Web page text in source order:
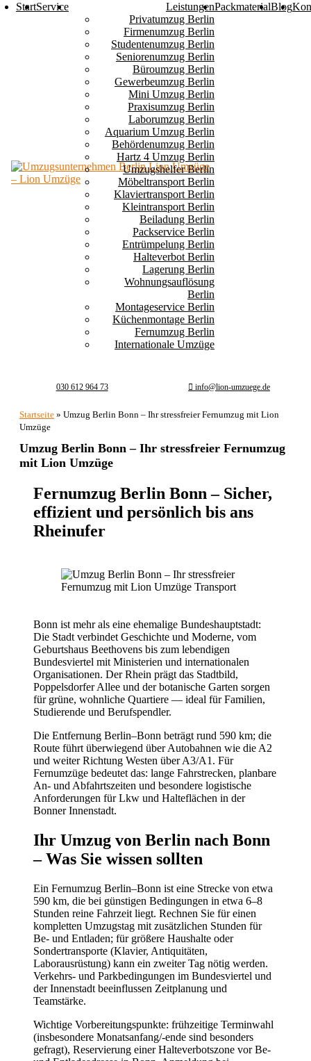
StartService
Leistungen
Privatumzug Berlin
Firmenumzug Berlin
Studentenumzug Berlin
Seniorenumzug Berlin
Büroumzug Berlin
Gewerbeumzug Berlin
Mini Umzug Berlin
Praxisumzug Berlin
Laborumzug Berlin
Aquarium Umzug Berlin
Behördenumzug Berlin
Hartz 4 Umzug Berlin
Umzugshelfer Berlin
Möbeltransport Berlin
Klaviertransport Berlin
Kleintransport Berlin
Beiladung Berlin
Packservice Berlin
Entrümpelung Berlin
Halteverbot Berlin
Lagerung Berlin
Wohnungsauflösung
Berlin
Montageservice Berlin
Küchenmontage Berlin
Fernumzug Berlin
Internationale Umzüge
PackmaterialBlog
030 612 964 73 info@lion-umzuege.de
Startseite » Umzug Berlin Bonn – Ihr stressfreier Fernumzug mit Lion
Umzüge
Umzug Berlin Bonn – Ihr stressfreier Fernumzug
mit Lion Umzüge
Fernumzug Berlin Bonn – Sicher,
effizient und persönlich bis ans
Rheinufer
Bonn ist mehr als eine ehemalige Bundeshauptstadt:
Die Stadt verbindet Geschichte und Moderne, vom
Geburtshaus Beethovens bis zum lebendigen
Bundesviertel mit Ministerien und internationalen
Organisationen. Der Rhein prägt das Stadtbild,
Poppelsdorfer Allee und der botanische Garten sorgen
für grüne, wohnliche Quartiere — ideal für Familien,
Studierende und Berufspendler.
Die Entfernung Berlin–Bonn beträgt rund 590 km; die
Route führt überwiegend über Autobahnen wie die A2
und weiter Richtung Westen über A3/A1. Für
Fernumzüge bedeutet das: lange Fahrstrecken, planbare
An- und Abfahrtszeiten und besondere logistische
Anforderungen für Lkw und Halteflächen in der
Bonner Innenstadt.
Ihr Umzug von Berlin nach Bonn
– Was Sie wissen sollten
Ein Fernumzug Berlin–Bonn ist eine Strecke von etwa
590 km, die bei günstigen Bedingungen in etwa 6–8
Stunden reine Fahrzeit liegt. Rechnen Sie für einen
kompletten Umzugstag mit zusätzlichen Stunden für
Be- und Entladen; für größere Haushalte oder
Sondertransporte (Klavier, Antiquitäten,
Laborausrüstung) kann ein zweiter Tag nötig werden.
Verkehrs- und Parkbedingungen im Bundesviertel und
der Innenstadt beeinflussen Zeitplanung und
Teamstärke.
Wichtige Vorbereitungspunkte: frühzeitige Terminwahl
(insbesondere Monatsanfang/-ende sind besonders
gefragt), Reservierung einer Halteverbotszone vor Be-